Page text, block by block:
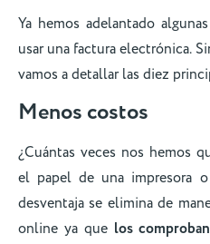
Ya hemos adelantado
usar una factura electrónica.
vamos a detallar las diez
Menos costos
¿Cuántas veces nos hemos
el papel de una impresora
desventaja se elimina de
online ya que los